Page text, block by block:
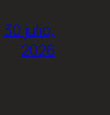
30 julio,
2026